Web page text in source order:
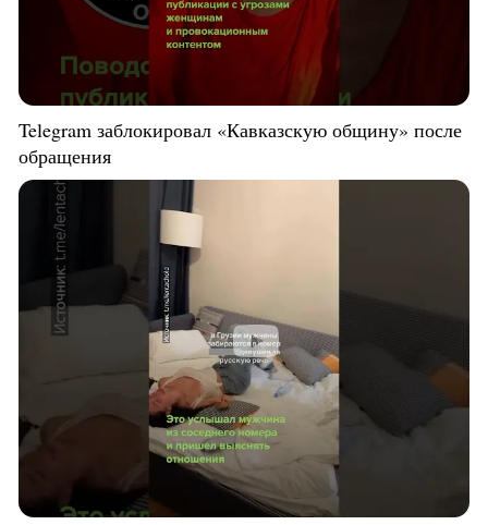
Telegram заблокировал «Кавказскую общину» после
обращения